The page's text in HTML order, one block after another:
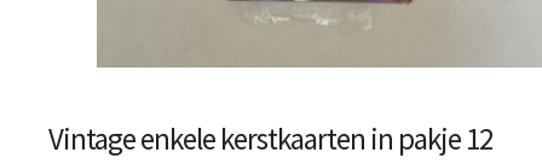
Vintage enkele kerstkaarten in pakje 12